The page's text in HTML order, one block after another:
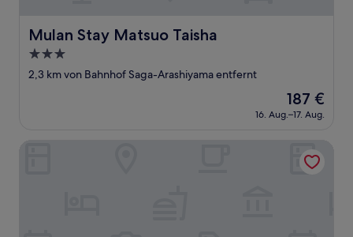
Mulan Stay Matsuo Taisha
Mulan Stay Matsuo Taisha
3.0-
Sterne-
2,3 km von Bahnhof Saga-Arashiyama entfernt
Der
Preis
beträgt
187 €
16. Aug.–17. Aug.